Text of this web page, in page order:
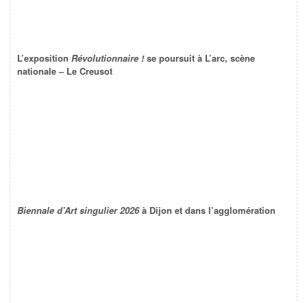
L’exposition Révolutionnaire !se poursuit à L’arc, scène
nationale – Le Creusot
Biennale d’Art singulier 2026à Dijon et dans l’agglomération